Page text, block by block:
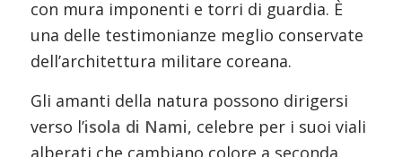
con mura imponenti e torri di guardia. È
una delle testimonianze meglio conservate
dell’architettura militare coreana.
Gli amanti della natura possono dirigersi
verso l’isola di Nami, celebre per i suoi viali
alberati che cambiano colore a seconda